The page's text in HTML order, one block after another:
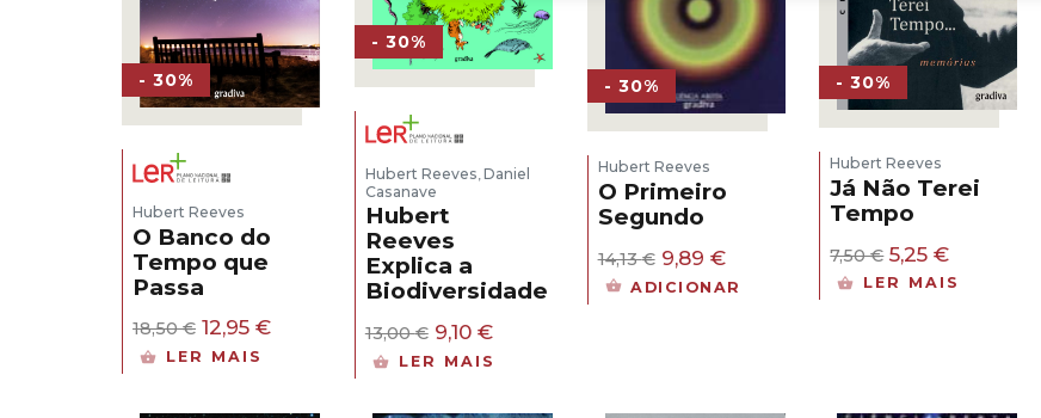
- 30%
Hubert Reeves
O Banco do
Tempo que
Passa
18,50€ O
preço
12,95 €O
LER MAIS
- 30%
Hubert Reeves Daniel
Casanave
Hubert
Reeves
Explica a
Biodiversidade
13,00€ O
preço
9,10 €O
preço
LER MAIS
- 30%
Hubert Reeves
O Primeiro
Segundo
14,13€ O
preço
9,89 €O
preço
ADICIONAR
- 30%
Hubert Reeves
Já Não Terei
Tempo
7,50€ O
preço
5,25€O
preço
LER MAIS